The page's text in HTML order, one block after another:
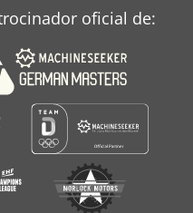
oficial de: